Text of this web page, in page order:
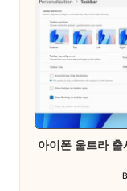
Posted
in
아이폰 울트라